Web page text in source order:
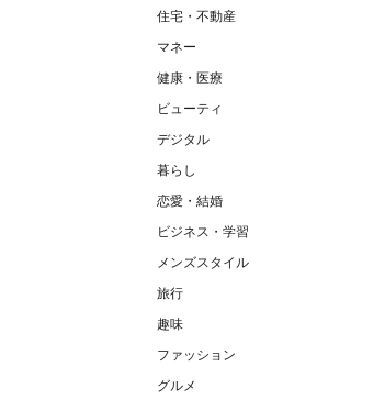
住宅・不動産
マネー
健康・医療
ビューティ
デジタル
暮らし
恋愛・結婚
ビジネス・学習
メンズスタイル
旅行
趣味
ファッション
グルメ